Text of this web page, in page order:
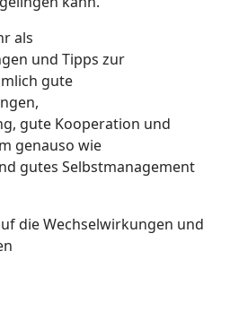
als
und Tipps zur
gute
gute Kooperation und
genauso wie
gutes Selbstmanagement
die Wechselwirkungen und